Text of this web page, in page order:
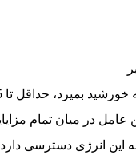
عامل در میان تمام
این انرژی دسترسی